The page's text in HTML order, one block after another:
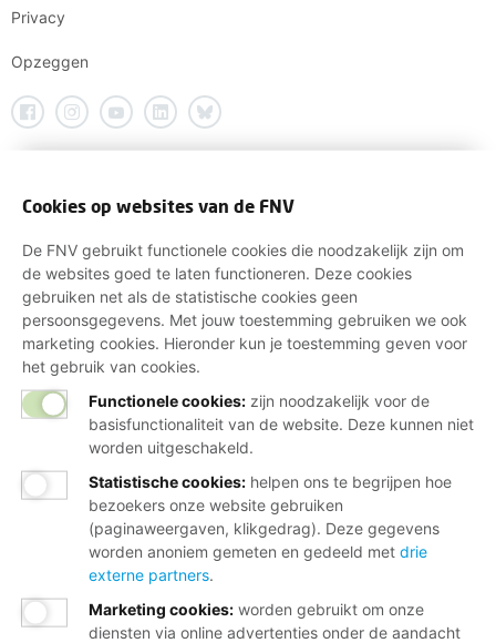
Privacy
Opzeggen
Cookies op websites van de FNV
De FNV gebruikt functionele cookies die noodzakelijk zijn om
de websites goed te laten functioneren. Deze cookies
gebruiken net als de statistische cookies geen
persoonsgegevens. Met jouw toestemming gebruiken we ook
marketing cookies. Hieronder kun je toestemming geven voor
het gebruik van cookies.
Functionele cookies: zijn noodzakelijk voor de
basisfunctionaliteit van de website. Deze kunnen niet
worden uitgeschakeld.
Statistische cookies: helpen ons te begrijpen hoe
bezoekers onze website gebruiken
(paginaweergaven, klikgedrag). Deze gegevens
worden anoniem gemeten en gedeeld met drie
externe partners.
Marketing cookies: worden gebruikt om onze
diensten via online advertenties onder de aandacht